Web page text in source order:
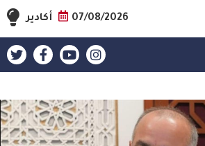
07/08/2026 أكادير